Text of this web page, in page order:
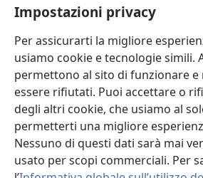
Impostazioni privacy
Per assicurarti la migliore
usiamo cookie e tecnologie simili.
permettono al sito di funzionare e
essere rifiutati. Puoi accettare o
degli altri cookie, che usiamo al
permetterti una migliore
Nessuno di questi dati sarà mai
usato per scopi commerciali. Per
(apre
una
nuova
finestra)
BIBLIOTECA ONLINE Watchtower
(apre
una
nuova
finestra)
JW Hub
(apre
una
nuova
finestra)
JW Library
Watchtower Library®